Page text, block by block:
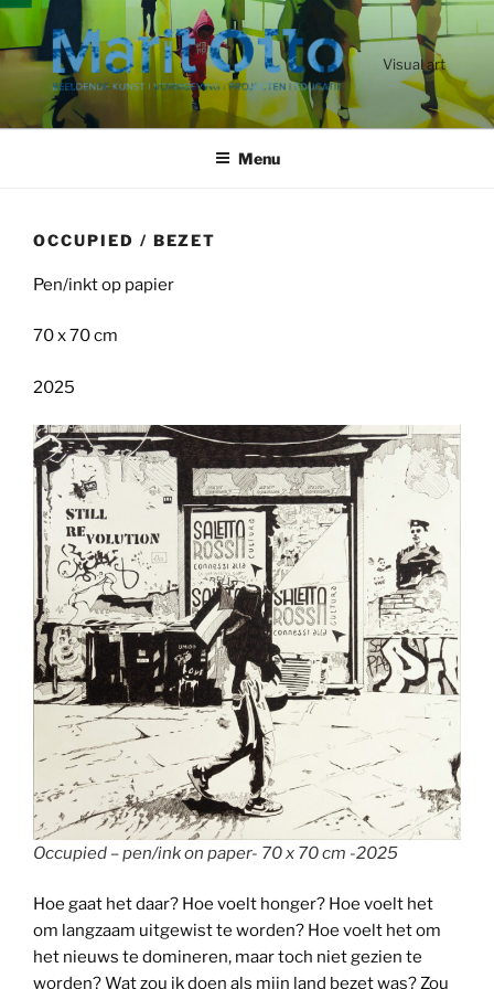
Ga
naar
de
Visual art
Menu
OCCUPIED / BEZET
Pen/inkt op papier
70 x 70 cm
2025
Occupied – pen/ink on paper- 70 x 70 cm -2025
Hoe gaat het daar? Hoe voelt honger? Hoe voelt het
om langzaam uitgewist te worden? Hoe voelt het om
het nieuws te domineren, maar toch niet gezien te
worden? Wat zou ik doen als mijn land bezet was? Zou